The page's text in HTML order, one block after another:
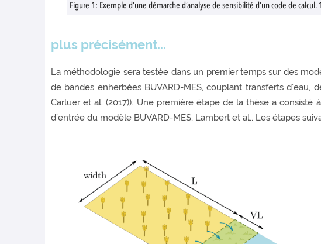
Figure 1: Exemple d’une démarche d’analyse de sensibilité d’un code de calcul.
plus précisément...
La méthodologie sera testée dans un premier temps sur des
de bandes enherbées BUVARD-MES, couplant transferts
Carluer et al. (2017)). Une première étape de la thèse a
d’entrée du modèle BUVARD-MES, Lambert et al.. Les étapes